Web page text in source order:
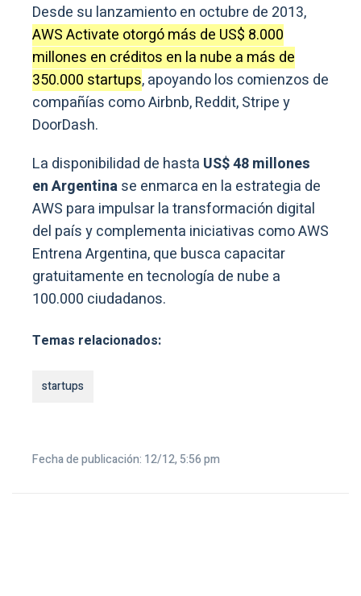
Desde su lanzamiento en octubre de 2013,
AWS Activate otorgó más de US$ 8.000
millones en créditos en la nube a más de
350.000 startups, apoyando los comienzos de
compañías como Airbnb, Reddit, Stripe y
DoorDash.
La disponibilidad de hasta US$ 48 millones
en Argentinase enmarca en la estrategia de
AWS para impulsar la transformación digital
del país y complementa iniciativas como AWS
Entrena Argentina, que busca capacitar
gratuitamente en tecnología de nube a
100.000 ciudadanos.
Temas relacionados:
startups
Fecha de publicación: 12/12, 5:56 pm